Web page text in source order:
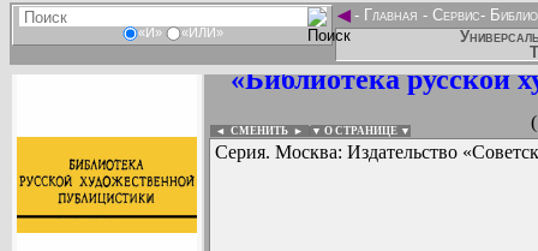
«И» «ИЛИ»
◄- Главная - Сервис-
«Библиотека русской
◄ СМЕНИТЬ ► ▼ О СТРАНИЦЕ ▼
Серия. Москва: Издательство